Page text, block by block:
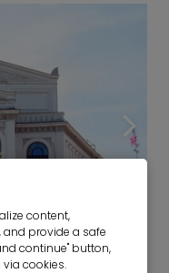
content,
provide a safe
continue" button,
cookies.